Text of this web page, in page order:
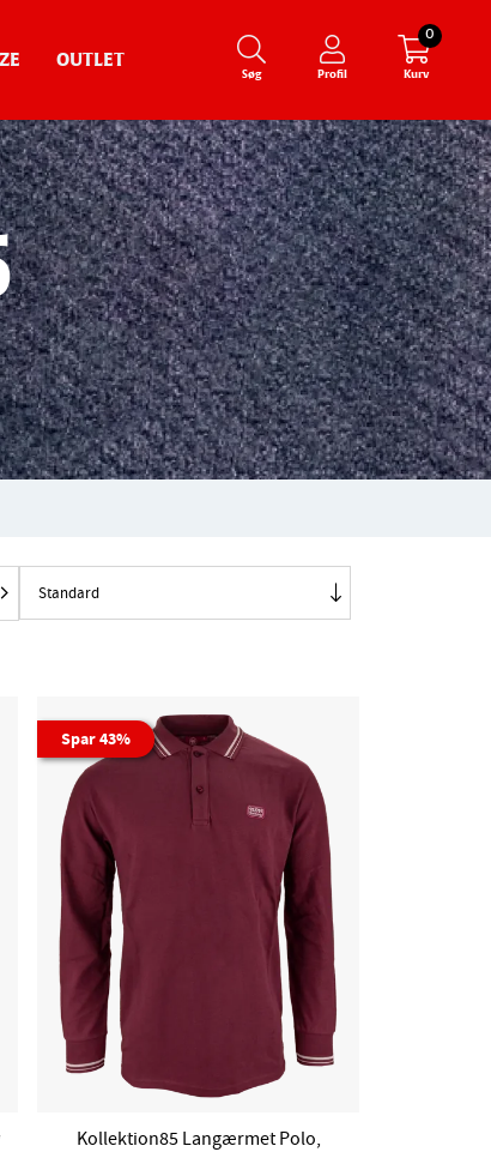
OUTLET
Søg Profil Kurv
0
Spar 43%
Kollektion85 Langærmet Polo,